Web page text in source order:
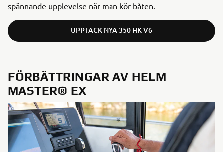
spännande upplevelse när man kör båten.
UPPTÄCK NYA 350 HK V6
FÖRBÄTTRINGAR AV HELM
MASTER® EX